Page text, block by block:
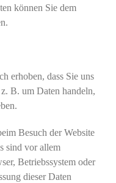
können Sie dem
erhoben, dass Sie uns
B. um Daten handeln,
Besuch der Website
sind vor allem
Betriebssystem oder
dieser Daten